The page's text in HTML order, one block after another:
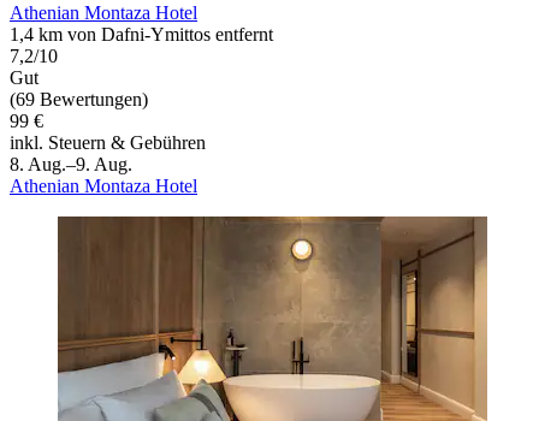
Athenian Montaza Hotel
1,4 km von Dafni-Ymittos entfernt
7,2/10
Gut
(69 Bewertungen)
99 €
inkl. Steuern & Gebühren
8. Aug.–9. Aug.
Athenian Montaza Hotel